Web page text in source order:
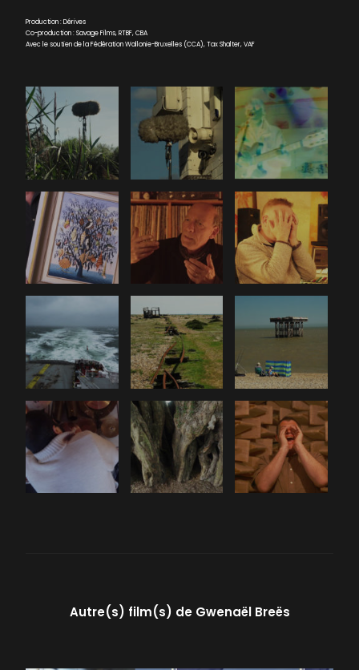
Production : Dérives
Co-production : Savage Films, RTBF, CBA
Avec le soutien de la Fédération Wallonie-Bruxelles (CCA), Tax Shalter, VAF
Autre(s) film(s) de Gwenaël Breës